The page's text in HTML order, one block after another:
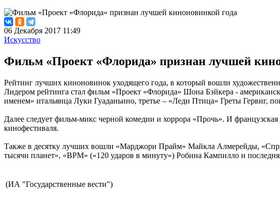
06 Декабря 2017 11:49
Искусство
Фильм «Проект «Флорида» признан лучшей
Рейтинг лучших киноновинок уходящего года, в который вошли
Лидером рейтинга стал фильм «Проект «Флорида» Шона Бэйкера -
именем» итальянца Луки Гуаданьино, третье – «Леди Птица» Греты Гервиг,
Далее следует фильм-микс черной комедии и хоррора «Прочь». И
кинофестиваля.
Также в десятку лучших вошли «Марджори Прайм» Майкла Алмерейды,
тысячи планет», «BPM» («120 ударов в минуту») Робина Кампилло и
(ИА "Государственные вести")